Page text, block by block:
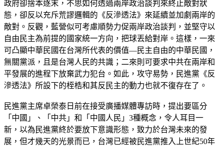
政府卻捨本逐末，不思如何透過兩岸政治談判來終止敵對狀
態，卻反以充斥荒謬邏輯的《反滲透法》來延續並加劇兩岸的
敵對。反觀，藍營似可考慮順勢力促兩岸政治談判，並堅守以
自由民主為前提的國家統一方向，把球丟給對岸。這樣，一來
可凸顯中華民國在台灣所代表的價值—民主自由的中華民國，
無關黨派，且是台灣人民的共識；二來則可要求中共在兩岸和
平發展的進程下放棄武力犯台。如此，攻守易勢，民進黨《反
滲透法》所設下的桎梏和其反民主的動力也就不復存在了。
民進黨主席卓榮泰日前在接受廣播媒體專訪時，提出要區分
「中國」、「中共」和「中國人民」3種概念，令人耳目一
新，以為民進黨終於要放下意識形態，致力於台灣未來的發
展，但才幾天的光景而已，台灣已經被民進黨推入上世紀50年